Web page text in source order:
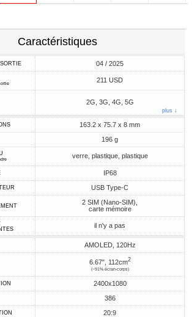
Caractéristiques
04 / 2025
211 USD
2G, 3G, 4G, 5G
plus ↓
163.2 x 75.7 x 8 mm
196 g
verre, plastique, plastique
IP68
USB Type-C
2 SIM (Nano-SIM),
carte mémoire
il n'y a pas
AMOLED, 120Hz
6.67", 112cm2
(~91% écran-corps)
2400x1080
386
20:9